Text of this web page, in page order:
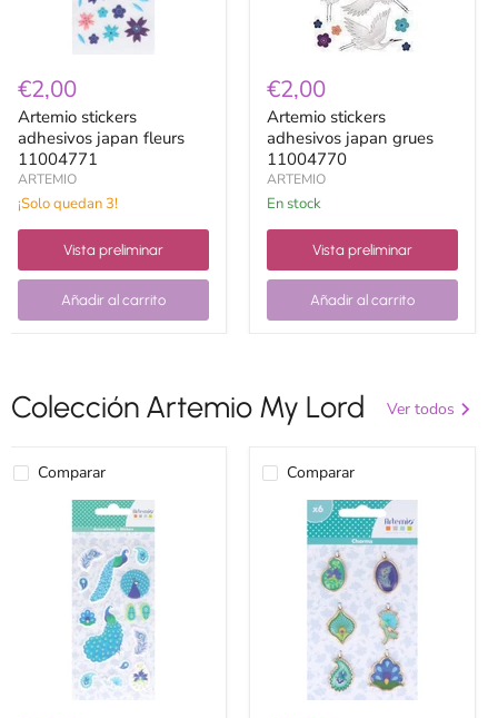
€2,00
Artemio stickers
adhesivos japan fleurs
11004771
ARTEMIO
¡Solo quedan 3!
Vista preliminar
Añadir al carrito
€2,00
Artemio stickers
adhesivos japan grues
11004770
ARTEMIO
en stock
Vista preliminar
Añadir al carrito
Colección Artemio My Lord Ver todos
Comparar
adhesivos
11004778
Comparar
Artemio
charms
11060670